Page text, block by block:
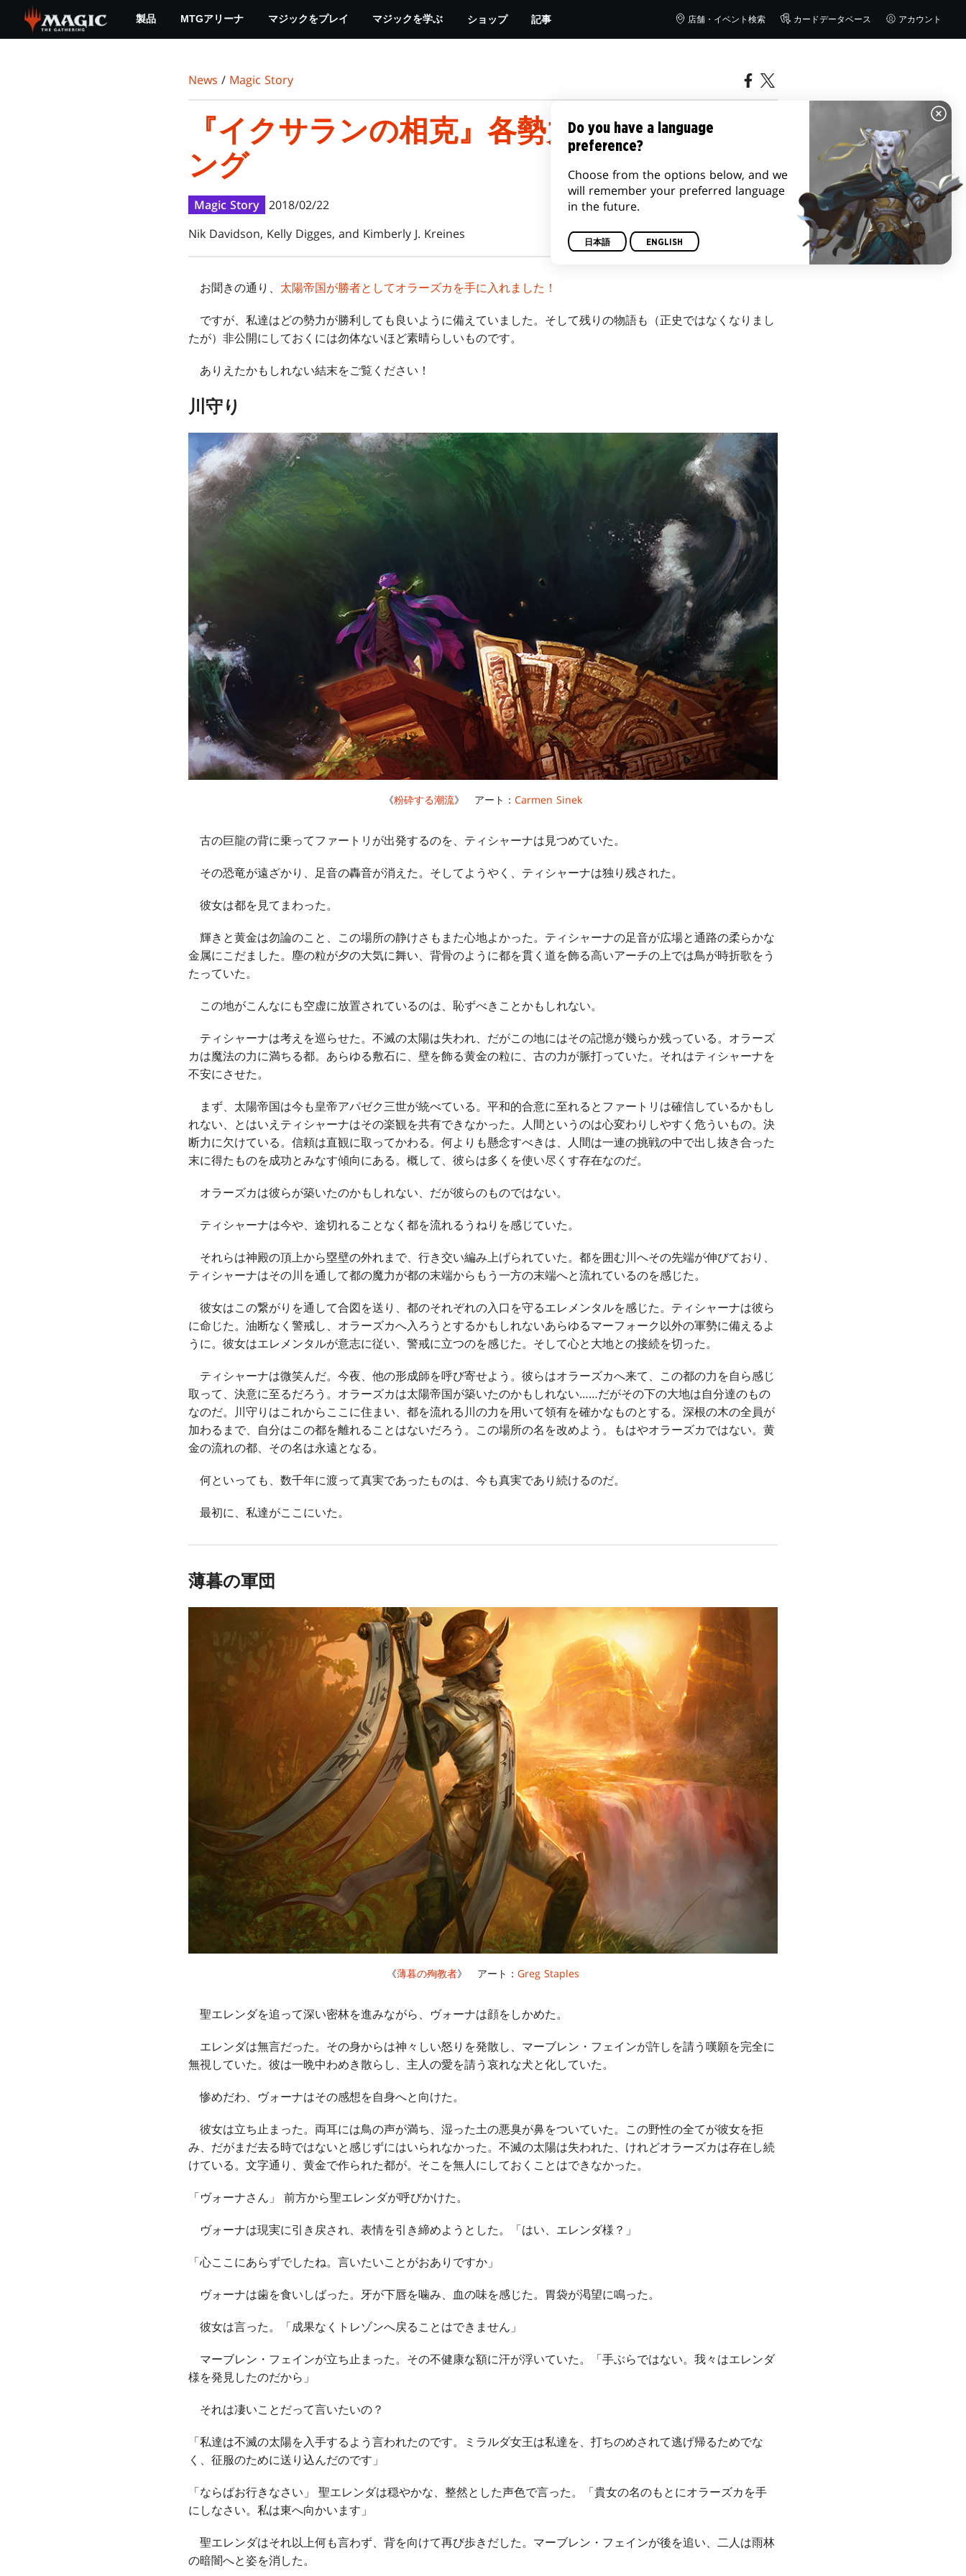
main
製品 MTGアリーナ マジックをプレイ マジックを学ぶ ショップ 記事 店舗・イベント検索 カードデータベース アカウント
News / Magic Story
『イクサランの相克』各勢力勝利エンディ
ング
Magic Story 2018/02/22
Nik Davidson, Kelly Digges, and Kimberly J. Kreines
お聞きの通り、 太陽帝国が勝者としてオラーズカを手に入れました！
ですが、私達はどの勢力が勝利しても良いように備えていました。そして残りの物語も（正史ではなくなりまし
たが）非公開にしておくには勿体ないほど素晴らしいものです。
ありえたかもしれない結末をご覧ください！
川守り
《粉砕する潮流》 アート： Carmen Sinek
古の巨龍の背に乗ってファートリが出発するのを、ティシャーナは見つめていた。
その恐竜が遠ざかり、足音の轟音が消えた。そしてようやく、ティシャーナは独り残された。
彼女は都を見てまわった。
輝きと黄金は勿論のこと、この場所の静けさもまた心地よかった。ティシャーナの足音が広場と通路の柔らかな
金属にこだました。塵の粒が夕の大気に舞い、背骨のように都を貫く道を飾る高いアーチの上では鳥が時折歌をう
たっていた。
この地がこんなにも空虚に放置されているのは、恥ずべきことかもしれない。
ティシャーナは考えを巡らせた。不滅の太陽は失われ、だがこの地にはその記憶が幾らか残っている。オラーズ
カは魔法の力に満ちる都。あらゆる敷石に、壁を飾る黄金の粒に、古の力が脈打っていた。それはティシャーナを
不安にさせた。
まず、太陽帝国は今も皇帝アパゼク三世が統べている。平和的合意に至れるとファートリは確信しているかもし
れない、とはいえティシャーナはその楽観を共有できなかった。人間というのは心変わりしやすく危ういもの。決
断力に欠けている。信頼は直観に取ってかわる。何よりも懸念すべきは、人間は一連の挑戦の中で出し抜き合った
末に得たものを成功とみなす傾向にある。概して、彼らは多くを使い尽くす存在なのだ。
オラーズカは彼らが築いたのかもしれない、だが彼らのものではない。
ティシャーナは今や、途切れることなく都を流れるうねりを感じていた。
それらは神殿の頂上から塁壁の外れまで、行き交い編み上げられていた。都を囲む川へその先端が伸びており、
ティシャーナはその川を通して都の魔力が都の末端からもう一方の末端へと流れているのを感じた。
彼女はこの繋がりを通して合図を送り、都のそれぞれの入口を守るエレメンタルを感じた。ティシャーナは彼ら
に命じた。油断なく警戒し、オラーズカへ入ろうとするかもしれないあらゆるマーフォーク以外の軍勢に備えるよ
うに。彼女はエレメンタルが意志に従い、警戒に立つのを感じた。そして心と大地との接続を切った。
ティシャーナは微笑んだ。今夜、他の形成師を呼び寄せよう。彼らはオラーズカへ来て、この都の力を自ら感じ
取って、決意に至るだろう。オラーズカは太陽帝国が築いたのかもしれない……だがその下の大地は自分達のもの
なのだ。川守りはこれからここに住まい、都を流れる川の力を用いて領有を確かなものとする。深根の木の全員が
加わるまで、自分はこの都を離れることはないだろう。この場所の名を改めよう。もはやオラーズカではない。黄
金の流れの都、その名は永遠となる。
何といっても、数千年に渡って真実であったものは、今も真実であり続けるのだ。
最初に、私達がここにいた。
薄暮の軍団
《薄暮の殉教者》 アート： Greg Staples
聖エレンダを追って深い密林を進みながら、ヴォーナは顔をしかめた。
エレンダは無言だった。その身からは神々しい怒りを発散し、マーブレン・フェインが許しを請う嘆願を完全に
無視していた。彼は一晩中わめき散らし、主人の愛を請う哀れな犬と化していた。
惨めだわ、ヴォーナはその感想を自身へと向けた。
彼女は立ち止まった。両耳には鳥の声が満ち、湿った土の悪臭が鼻をついていた。この野性の全てが彼女を拒
み、だがまだ去る時ではないと感じずにはいられなかった。不滅の太陽は失われた、けれどオラーズカは存在し続
けている。文字通り、黄金で作られた都が。そこを無人にしておくことはできなかった。
「ヴォーナさん」 前方から聖エレンダが呼びかけた。
ヴォーナは現実に引き戻され、表情を引き締めようとした。「はい、エレンダ様？」
「心ここにあらずでしたね。言いたいことがおありですか」
ヴォーナは歯を食いしばった。牙が下唇を噛み、血の味を感じた。胃袋が渇望に鳴った。
彼女は言った。「成果なくトレゾンへ戻ることはできません」
マーブレン・フェインが立ち止まった。その不健康な額に汗が浮いていた。「手ぶらではない。我々はエレンダ
様を発見したのだから」
それは凄いことだって言いたいの？
「私達は不滅の太陽を入手するよう言われたのです。ミラルダ女王は私達を、打ちのめされて逃げ帰るためでな
く、征服のために送り込んだのです」
「ならばお行きなさい」 聖エレンダは穏やかな、整然とした声色で言った。「貴女の名のもとにオラーズカを手
にしなさい。私は東へ向かいます」
聖エレンダはそれ以上何も言わず、背を向けて再び歩きだした。マーブレン・フェインが後を追い、二人は雨林
の暗闇へと姿を消した。
Do you have a language
preference?
Choose from the options below, and we
will remember your preferred language
in the future.
日本語 ENGLISH